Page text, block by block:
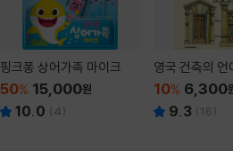
핑크퐁 상어가족 마이크
50% 15,000원
10.0 (4)
영국 건축의 언
10% 6,300
9.3 (16)